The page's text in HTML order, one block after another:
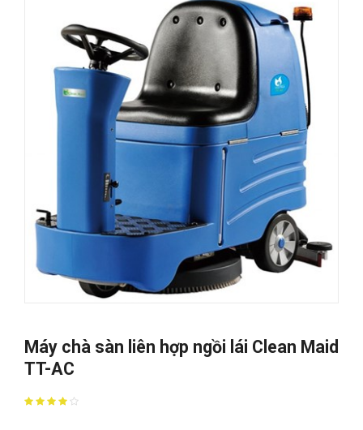
Máy chà sàn liên hợp ngồi lái Clean Maid
TT-AC